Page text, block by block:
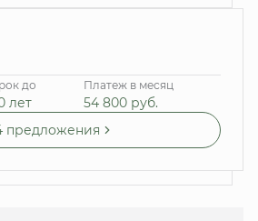
до
лет
Платеж в месяц
54 800 руб.
предложения